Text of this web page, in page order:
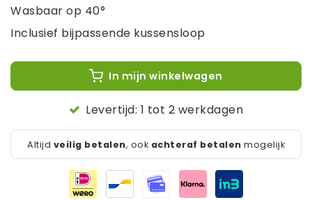
Wasbaar op 40°
Inclusief bijpassende kussensloop
In mijn winkelwagen
Levertijd: 1 tot 2 werkdagen
Altijd veilig betalen, ook achteraf betalen mogelijk